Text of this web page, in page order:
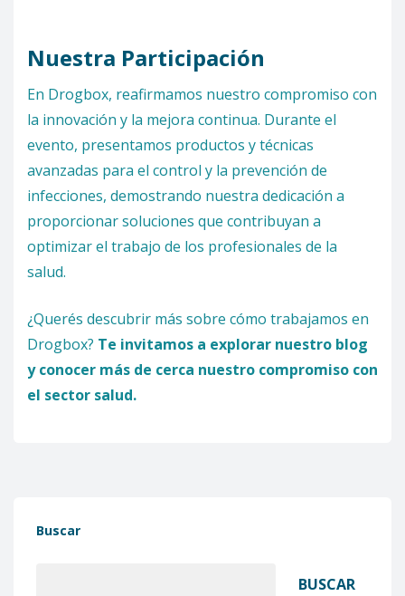
Nuestra Participación
En Drogbox, reafirmamos nuestro compromiso con
la innovación y la mejora continua. Durante el
evento, presentamos productos y técnicas
avanzadas para el control y la prevención de
infecciones, demostrando nuestra dedicación a
proporcionar soluciones que contribuyan a
optimizar el trabajo de los profesionales de la
salud.
¿Querés descubrir más sobre cómo trabajamos en
Drogbox? Te invitamos a explorar nuestro blog
y conocer más de cerca nuestro compromiso con
el sector salud.
Buscar
BUSCAR